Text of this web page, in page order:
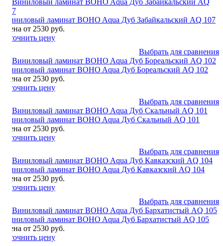
Виниловый ламинат BOHO Aqua Дуб Забайкальский AQ 107
Цена от 2530 руб.
Уточнить цену
Выбрать для сравнения
Виниловый ламинат BOHO Aqua Дуб Бореальский AQ 102
Цена от 2530 руб.
Уточнить цену
Выбрать для сравнения
Виниловый ламинат BOHO Aqua Дуб Скальный AQ 101
Цена от 2530 руб.
Уточнить цену
Выбрать для сравнения
Виниловый ламинат BOHO Aqua Дуб Кавказский AQ 104
Цена от 2530 руб.
Уточнить цену
Выбрать для сравнения
Виниловый ламинат BOHO Aqua Дуб Бархатистый AQ 105
Цена от 2530 руб.
Уточнить цену